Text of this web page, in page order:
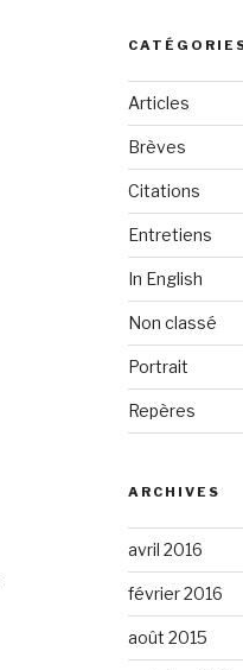
Articles
Brèves
Citations
Entretiens
In English
Non classé
Portrait
Repères
ARCHIVES
avril 2016
février 2016
août 2015